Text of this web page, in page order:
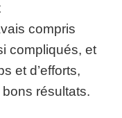
compris
compliqués, et
et d’efforts,
résultats.